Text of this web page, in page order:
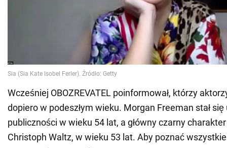
Wcześniej OBOZREVATEL poinformował, którzy
dopiero w podeszłym wieku. Morgan Freeman stał
publiczności w wieku 54 lat, a główny czarny
Christoph Waltz, w wieku 53 lat. Aby poznać wszystkie